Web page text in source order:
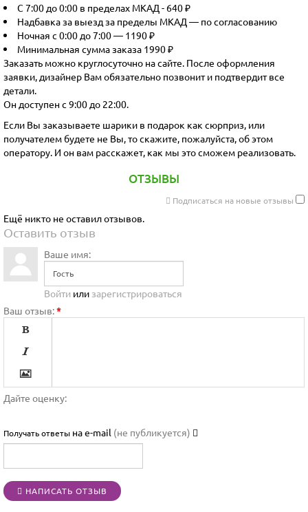
С 7:00 до 0:00 в пределах МКАД - 640 ₽
Надбавка за выезд за пределы МКАД — по согласованию
Ночная с 0:00 до 7:00 — 1190 ₽
Минимальная сумма заказа 1990 ₽
Заказать можно круглосуточно на сайте. После оформления
заявки, дизайнер Вам обязательно позвонит и подтвердит все
детали.
Он доступен с 9:00 до 22:00.
Если Вы заказываете шарики в подарок как сюрприз, или
получателем будете не Вы, то скажите, пожалуйста, об этом
оператору. И он вам расскажет, как мы это сможем реализовать.
ОТЗЫВЫ
Подписаться на новые отзывы
Ещё никто не оставил отзывов.
Оставить отзыв
Ваше имя:
Войти или зарегистрироваться
Ваш отзыв:*







Дайте оценку:
Получать ответы на e-mail (не публикуется)
НАПИСАТЬ ОТЗЫВ